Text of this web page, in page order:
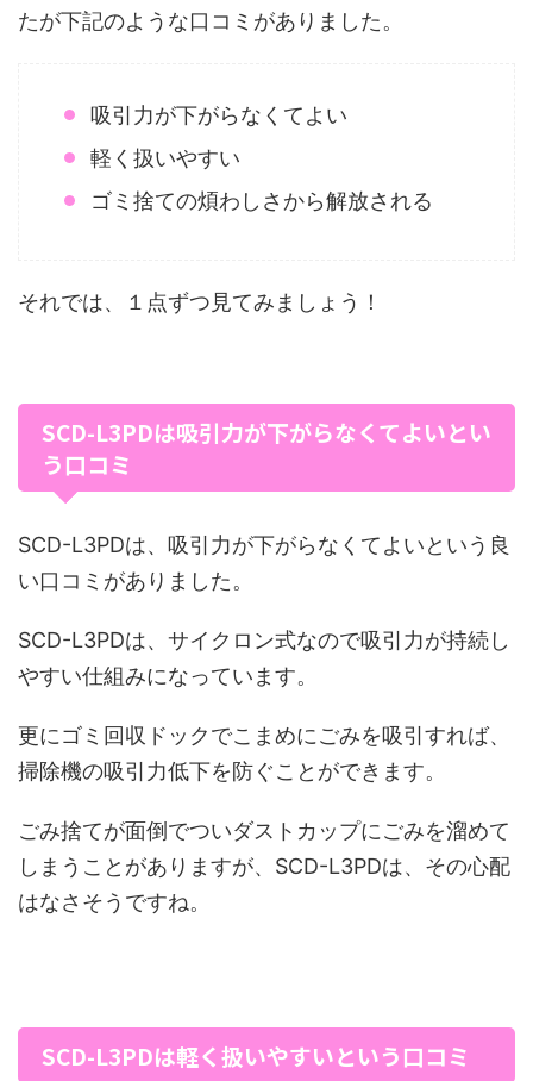
たが下記のような口コミがありました。
吸引力が下がらなくてよい
軽く扱いやすい
ゴミ捨ての煩わしさから解放される
それでは、１点ずつ見てみましょう！
SCD-L3PDは吸引力が下がらなくてよいとい
う口コミ
SCD-L3PDは、吸引力が下がらなくてよいという良
い口コミがありました。
SCD-L3PDは、サイクロン式なので吸引力が持続し
やすい仕組みになっています。
更にゴミ回収ドックでこまめにごみを吸引すれば、
掃除機の吸引力低下を防ぐことができます。
ごみ捨てが面倒でついダストカップにごみを溜めて
しまうことがありますが、SCD-L3PDは、その心配
はなさそうですね。
SCD-L3PDは軽く扱いやすいという口コミ